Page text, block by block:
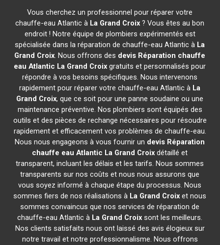
Vous cherchez un professionnel pour réparer votre
chauffe-eau Atlantic à La Grand Croix ? Vous êtes au bon
endroit ! Notre équipe de plombiers expérimentés est
spécialisée dans la réparation de chauffe-eau Atlantic à La
Grand Croix. Nous offrons des devis Réparation chauffe
eau Atlantic La Grand Croix gratuits et personnalisés pour
répondre à vos besoins spécifiques. Nous intervenons
rapidement pour réparer votre chauffe-eau Atlantic à La
Grand Croix, que ce soit pour une panne soudaine ou une
maintenance préventive. Nos plombiers sont équipés des
outils et des pièces de rechange nécessaires pour résoudre
rapidement et efficacement vos problèmes de chauffe-eau.
Nous nous engageons à vous fournir un devis Réparation
chauffe eau Atlantic La Grand Croix détaillé et
transparent, incluant les délais et les tarifs. Nous sommes
transparents sur nos coûts et nous nous assurons que
vous soyez informé à chaque étape du processus. Nous
sommes fiers de nos réalisations à La Grand Croix et nous
sommes convaincus que nos services de réparation de
chauffe-eau Atlantic à La Grand Croix sont les meilleurs.
Nos clients satisfaits nous ont laissé des avis élogieux sur
notre travail et notre professionnalisme. Nous offrons